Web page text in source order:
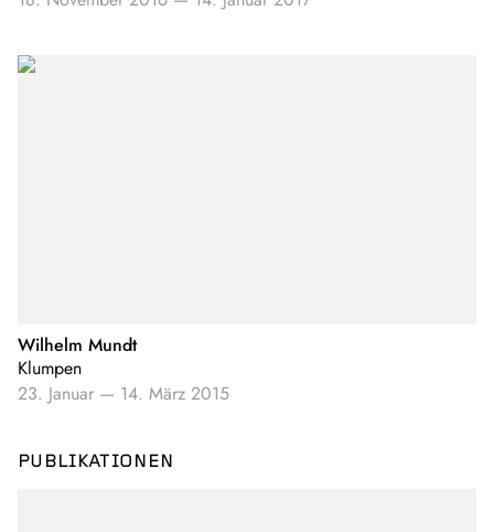
Wilhelm Mundt
Klumpen
23. Januar — 14. März 2015
PUBLIKATIONEN